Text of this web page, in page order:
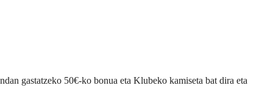
gastatzeko 50€-ko bonua eta Klubeko kamiseta bat dira eta